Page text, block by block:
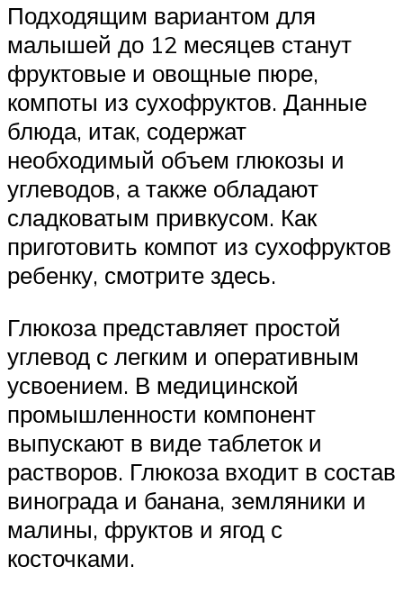
Подходящим вариантом для
малышей до 12 месяцев станут
фруктовые и овощные пюре,
компоты из сухофруктов. Данные
блюда, итак, содержат
необходимый объем глюкозы и
углеводов, а также обладают
сладковатым привкусом. Как
приготовить компот из сухофруктов
ребенку, смотрите здесь.
Глюкоза представляет простой
углевод с легким и оперативным
усвоением. В медицинской
промышленности компонент
выпускают в виде таблеток и
растворов. Глюкоза входит в состав
винограда и банана, земляники и
малины, фруктов и ягод с
косточками.